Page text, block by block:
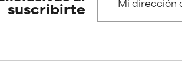
suscribirte